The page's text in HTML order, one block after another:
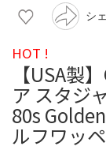
シ
HOT !
【USA製
ア スタジ
80s
ルフワッ